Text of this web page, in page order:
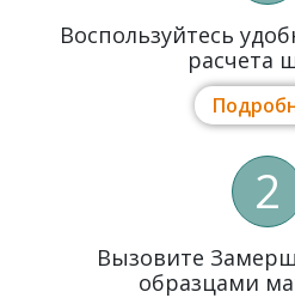
Воспользуйтесь
расчета
2
Вызовите
образцами